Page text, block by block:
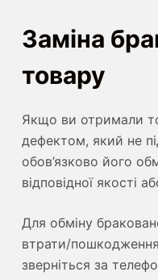
Заміна
товару
Якщо ви отримали
дефектом, який не
обов’язково його
відповідної якості
Для обміну
втрати/
зверніться за